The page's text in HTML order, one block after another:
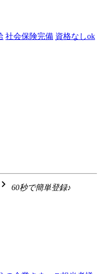
社会保険完備 資格なしok
navigate_next 60秒で簡単登録♪